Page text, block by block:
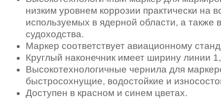
низким уровнем коррозии практически на
используемых в ядерной области, а также
судоходства.
Маркер соответствует авиационному
Круглый наконечник имеет ширину линии
Высокотехнологичные чернила для
быстросохнущие, водостойкие и
Доступен в красном и синем цветах.